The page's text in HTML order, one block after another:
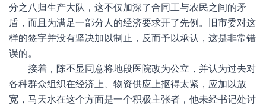
分之八归生产大队，这不仅加深了合同工与农民之间的矛
盾，而且为满足一部分人的经济要求开了先例。旧市委对这
样的签字并没有坚决加以制止，反而予以承认，这是非常错
误的。
接着，陈丕显同意将地段医院改为公立，并认为过去对
各种群众组织在经济上、物资供应上抠得太紧，应加以放
宽，马天水在这个方面是一个积极主张者，他未经书记处讨